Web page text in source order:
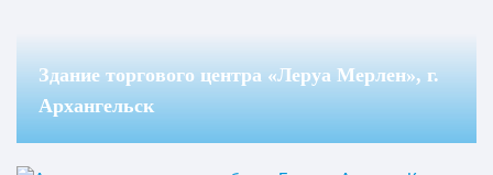
Здание торгового центра «Леруа Мерлен», г.
Архангельск